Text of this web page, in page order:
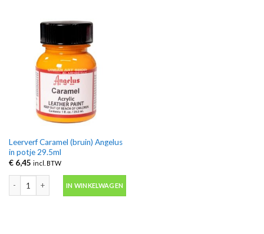
Leerverf Caramel (bruin) Angelus
in potje 29.5ml
€6,45 incl. BTW
IN WINKELWAGEN